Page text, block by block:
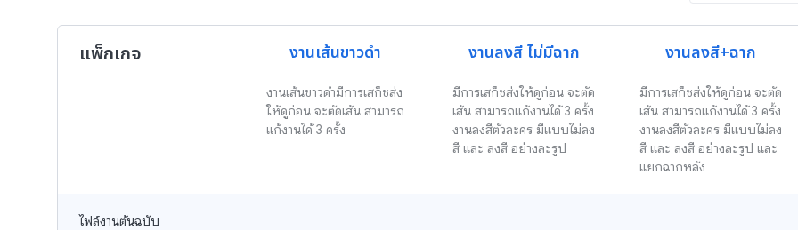
แพ็กเกจ งานเส้นขาวดำ งานลงสี ไม่มีฉาก งานลงสี+ฉาก
งานเส้นขาวดำมีการเสก็ชส่ง
ให้ดูก่อน จะตัดเส้น สามารถ
แก้งานได้ 3 ครั้ง
มีการเสก็ชส่งให้ดูก่อน จะตัด
เส้น สามารถแก้งานได้ 3 ครั้ง
งานลงสีตัวละคร มีแบบไม่ลง
สี และ ลงสี อย่างละรูป
มีการเสก็ชส่งให้ดูก่อน จะตัด
เส้น สามารถแก้งานได้ 3 ครั้ง
งานลงสีตัวละคร มีแบบไม่ลง
สี และ ลงสี อย่างละรูป และ
แยกฉากหลัง
ไฟล์งานต้นฉบับ